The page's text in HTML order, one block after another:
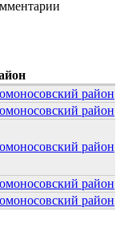
район
район
район
район
район